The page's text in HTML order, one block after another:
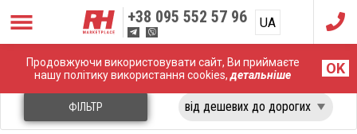
Продовжуючи використовувати сайт, Ви приймаєте
нашу політику використання cookies,детальніше OK
+38 095 552 57 96 UA
RU
Головна Лабораторне обладнання
ФІЛЬТР